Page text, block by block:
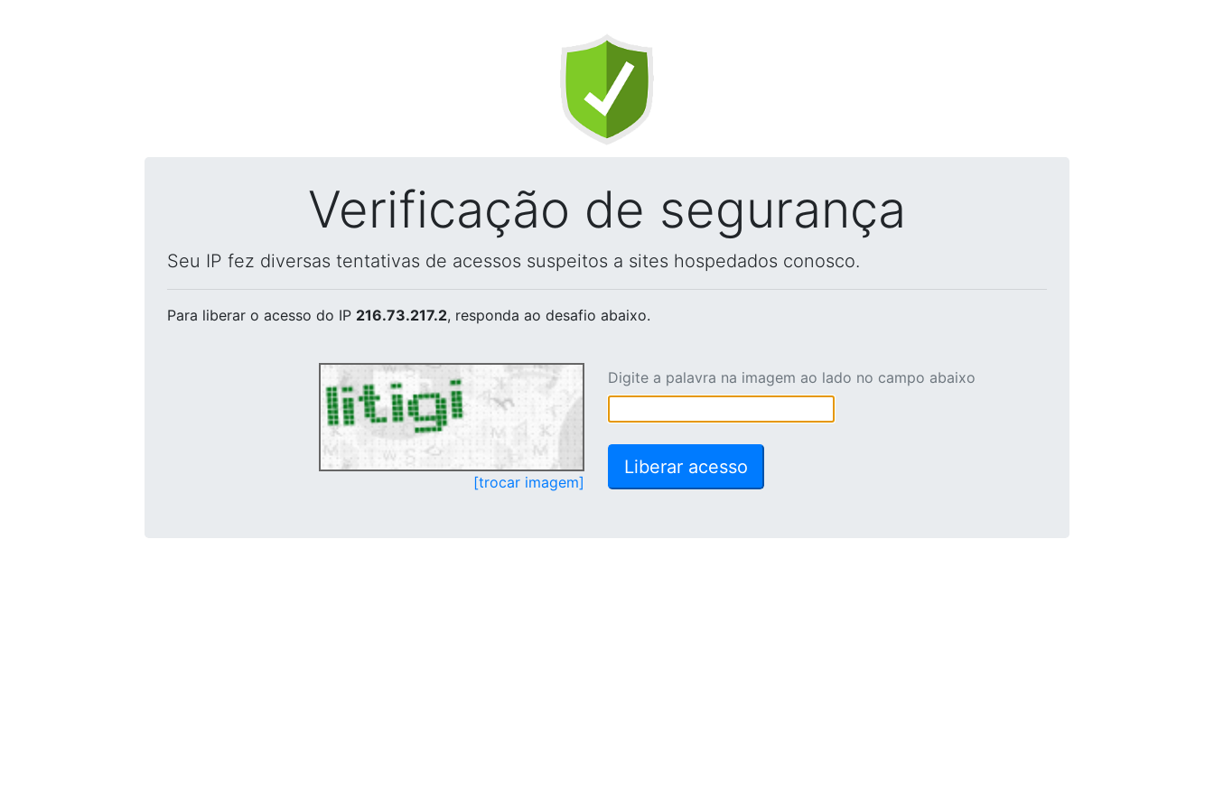
Verificação de segurança
Seu IP fez diversas tentativas de acessos suspeitos a sites hospedados conosco.
Para liberar o acesso do IP 216.73.217.2, responda ao desafio abaixo.
[trocar imagem]
Digite a palavra na imagem ao lado no campo abaixo